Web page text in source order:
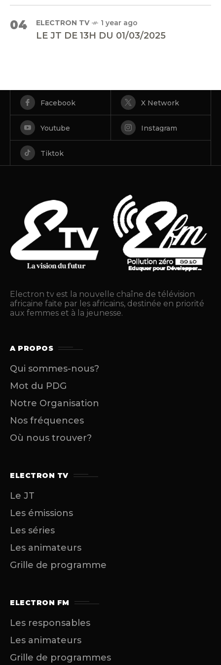
04 ELECTRON TV 1 year ago
LE JT DE 13H DU 01/03/2025
Facebook X Network
Youtube Instagram
Tiktok
Electron tv est la nouvelle chaîne de télévision
africaine faite par les africains, destinée en priorité
aux femmes et à la jeunesse.
A PROPOS
Qui sommes-nous?
Mot du PDG
Notre Organisation
Nos fréquences
Où nous trouver?
ELECTRON TV
Le JT
Les émissions
Les séries
Les animateurs
Grille de programme
ELECTRON FM
Les responsables
Les animateurs
Grille de programmes